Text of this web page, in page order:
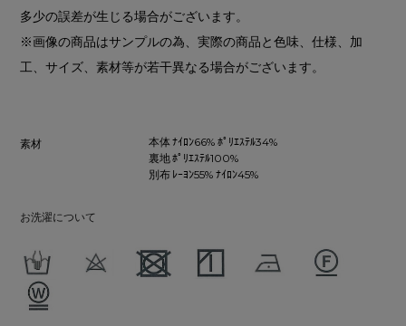
多少の誤差が生じる場合がございます。
※画像の商品はサンプルの為、実際の商品と色味、仕様、加
工、サイズ、素材等が若干異なる場合がございます。
素材
本体 ﾅｲﾛﾝ66% ﾎﾟﾘｴｽﾃﾙ34%
裏地 ﾎﾟﾘｴｽﾃﾙ100%
別布 ﾚｰﾖﾝ55% ﾅｲﾛﾝ45%
お洗濯について